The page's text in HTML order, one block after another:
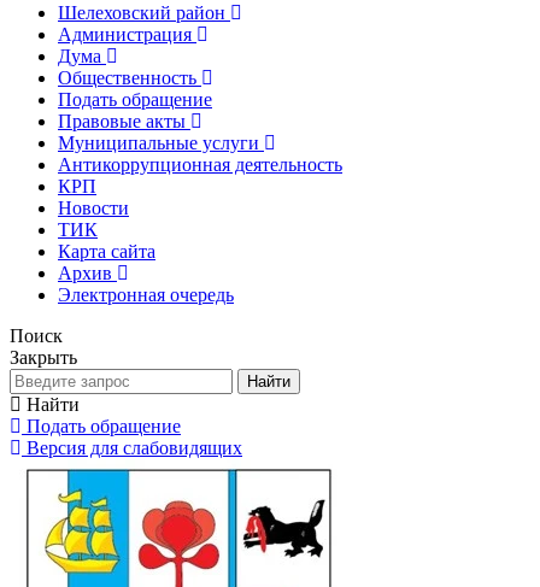
Шелеховский район
Администрация
Дума
Общественность
Подать обращение
Правовые акты
Муниципальные услуги
Антикоррупционная деятельность
КРП
Новости
ТИК
Карта сайта
Архив
Электронная очередь
Поиск
Закрыть
Найти
Найти
Подать обращение
Версия для слабовидящих